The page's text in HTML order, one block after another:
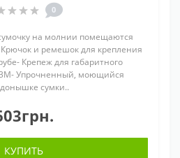
0
на молнии помещаются
и ремешок для крепления
Крепеж для габаритного
Упрочненный, моющийся
сумки..
КУПИТЬ